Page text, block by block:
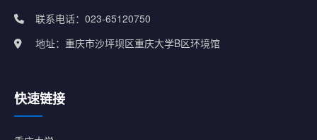
联系电话：023-65120750
地址：重庆市沙坪坝区重庆大学B区环境馆
快速链接